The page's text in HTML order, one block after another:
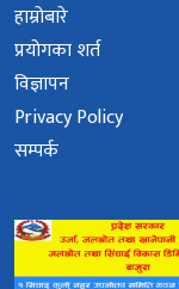
हाम्रोबारे
प्रयोगका शर्त
विज्ञापन
Privacy Policy
सम्पर्क